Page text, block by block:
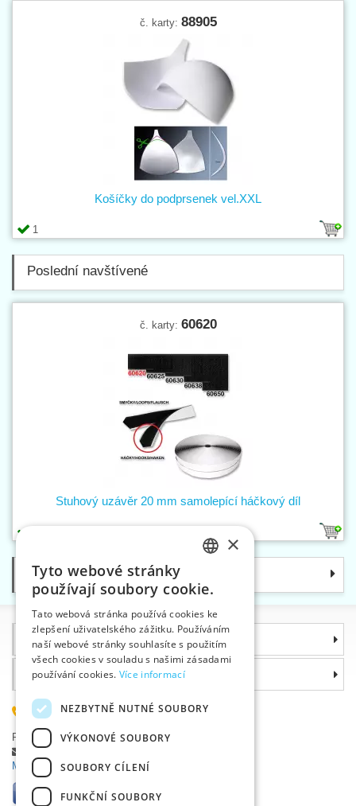
č. karty: 88905
1
Košíčky do podprsenek vel.XXL
Poslední navštívené
č. karty: 60620
Stuhový uzávěr 20 mm samolepící háčkový díl
Kategorie
Informace
Proč si zvolit právě nás
585 051 217
Plzeňská 868, 783 91 Uničov, Česká republika
Položit dotaz
Máte problémy s přihlášením ?
ENGLISH
GERMAN
×
Tyto webové stránky
používají soubory cookie.
Tato webová stránka používá cookies ke
zlepšení uživatelského zážitku. Používáním
naší webové stránky souhlasíte s použitím
všech cookies v souladu s našimi zásadami
používání cookies. Více informací
NEZBYTNĚ NUTNÉ SOUBORY
VÝKONOVÉ SOUBORY
SOUBORY CÍLENÍ
FUNKČNÍ SOUBORY